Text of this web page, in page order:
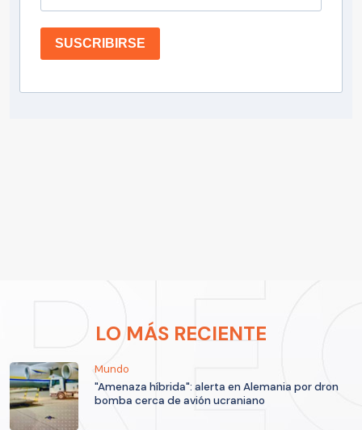
SUSCRIBIRSE
LO MÁS RECIENTE
Mundo
"Amenaza híbrida": alerta en Alemania por dron
bomba cerca de avión ucraniano